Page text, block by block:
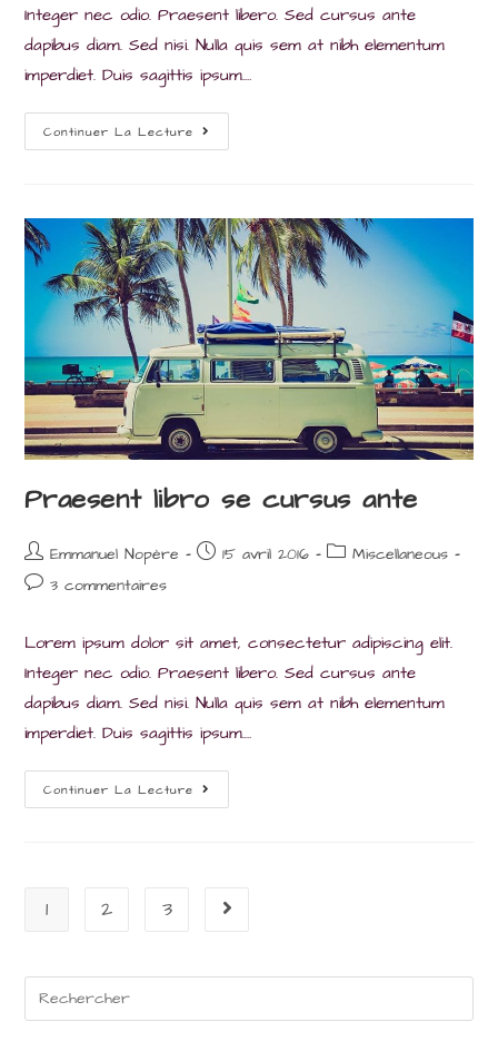
Integer nec odio. Praesent libero. Sed cursus ante
dapibus diam. Sed nisi. Nulla quis sem at nibh elementum
imperdiet. Duis sagittis ipsum.…
Continuer La Lecture Metus
Vitae
Praesent libro se cursus ante
Auteur/autrice
de
Emmanuel Nopère
Post15 avril 2016
PostMiscellaneous
Post3 commentaires
Lorem ipsum dolor sit amet, consectetur adipiscing elit.
Integer nec odio. Praesent libero. Sed cursus ante
dapibus diam. Sed nisi. Nulla quis sem at nibh elementum
imperdiet. Duis sagittis ipsum.…
Continuer La Lecture Praesent
Libro
1 2 3 Aller à la page suivante